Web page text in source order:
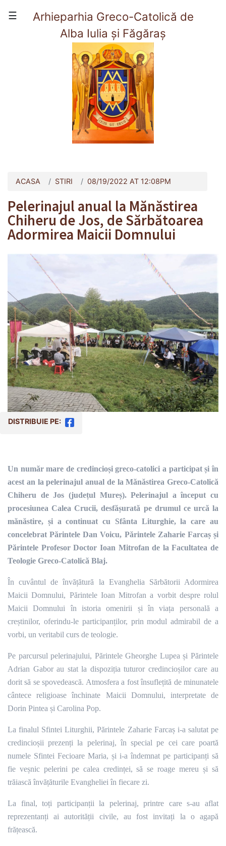
☰
Arhieparhia Greco-Catolică de
Alba Iulia și Făgăraș
×
(current)
Viata Arhieparhiei
ACASA STIRI 08/19/2022 AT 12:08PM
Pelerinajul anual la Mănăstirea
Chiheru de Jos, de Sărbătoarea
Adormirea Maicii Domnului
DISTRIBUIE PE:
Un număr mare de credincioși greco-catolici a participat și în
acest an la pelerinajul anual de la Mănăstirea Greco-Catolică
Chiheru de Jos (județul Mureș). Pelerinajul a început cu
procesiunea Calea Crucii, desfășurată pe drumul ce urcă la
mănăstire, și a continuat cu Sfânta Liturghie, la care au
concelebrat Părintele Dan Voicu, Părintele Zaharie Farcaș și
Părintele Profesor Doctor Ioan Mitrofan de la Facultatea de
Teologie Greco-Catolică Blaj.
În cuvântul de învățătură la Evanghelia Sărbătorii Adormirea
Maicii Domnului, Părintele Ioan Mitrofan a vorbit despre rolul
Maicii Domnului în istoria omenirii și în viața personală a
creștinilor, oferindu-le participanților, prin modul admirabil de a
vorbi, un veritabil curs de teologie.
Pe parcursul pelerinajului, Părintele Gheorghe Lupea și Părintele
Adrian Gabor au stat la dispoziția tuturor credincioșilor care au
dorit să se spovedească. Atmosfera a fost însuflețită de minunatele
cântece religioase închinate Maicii Domnului, interpretate de
Dorin Pintea și Carolina Pop.
La finalul Sfintei Liturghii, Părintele Zaharie Farcaș i-a salutat pe
credincioșii prezenți la pelerinaj, în special pe cei care poartă
numele Sfintei Fecioare Maria, și i-a îndemnat pe participanți să
fie veșnic pelerini pe calea credinței, să se roage mereu și să
trăiască învățăturile Evangheliei în fiecare zi.
La final, toți participanții la pelerinaj, printre care s-au aflat
reprezentanți ai autorității civile, au fost invitați la o agapă
frățească.